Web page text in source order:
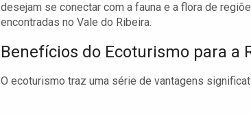
desejam se conectar com a fauna e a flora de
encontradas no Vale do Ribeira.
Benefícios do Ecoturismo para a
O ecoturismo traz uma série de vantagens